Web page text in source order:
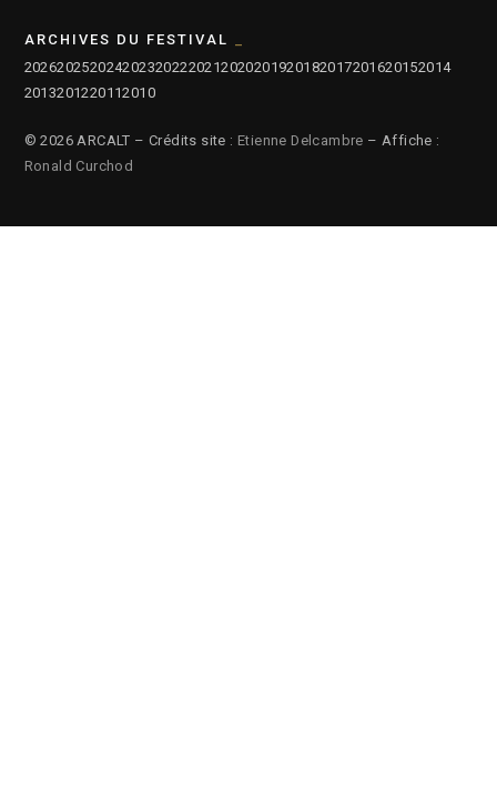
ARCHIVES DU FESTIVAL
2026202520242023202220212020201920182017201620152014
2013201220112010
© 2026 ARCALT – Crédits site : Etienne Delcambre – Affiche :
Ronald Curchod